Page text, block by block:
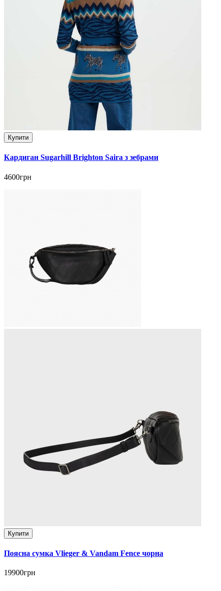
Купити
Кардиган Sugarhill Brighton Saira з зебрами
4600грн
Купити
Поясна сумка Vlieger & Vandam Fence чорна
19900грн